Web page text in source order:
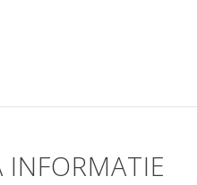
INFORMATIE